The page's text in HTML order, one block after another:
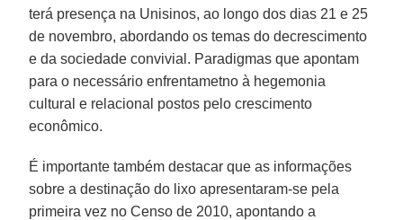
terá presença na Unisinos, ao longo dos dias 21 e 25
de novembro, abordando os temas do decrescimento
e da sociedade convivial. Paradigmas que apontam
para o necessário enfrentametno à hegemonia
cultural e relacional postos pelo crescimento
econômico.
É importante também destacar que as informações
sobre a destinação do lixo apresentaram-se pela
primeira vez no Censo de 2010, apontando a